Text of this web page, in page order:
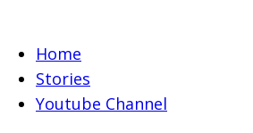
contentHome
Stories
Youtube Channel